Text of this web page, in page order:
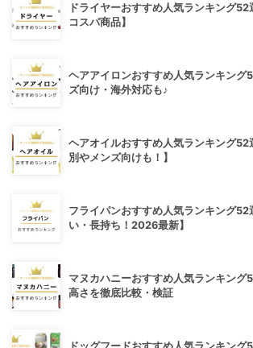
ドライヤーおすすめ人気ランキング52
コスパ商品】
ヘアアイロンおすすめ人気ランキング
ズ向け・海外対応も♪
ヘアオイルおすすめ人気ランキング52
別やメンズ向けも！】
フライパンおすすめ人気ランキング52
い・長持ち！2026最新】
マヌカハニーおすすめ人気ランキング
高さを徹底比較・検証